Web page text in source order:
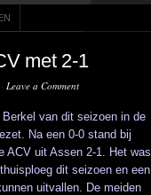
met 2-1
Leave a Comment
van dit seizoen in de
Na een 0-0 stand bij
ACV uit Assen 2-1. Het was
dit seizoen en een
uitvallen. De meiden